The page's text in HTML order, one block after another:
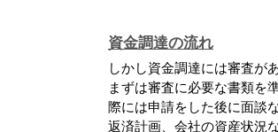
資金調達の流れ
しかし資金調達には審査があ
まずは審査に必要な書類を
際には申請をした後に面談
返済計画、会社の資産状況